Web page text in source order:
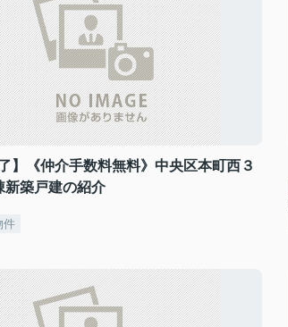
】《仲介手数料無料》中央区本町西３
新築戸建の紹介
件